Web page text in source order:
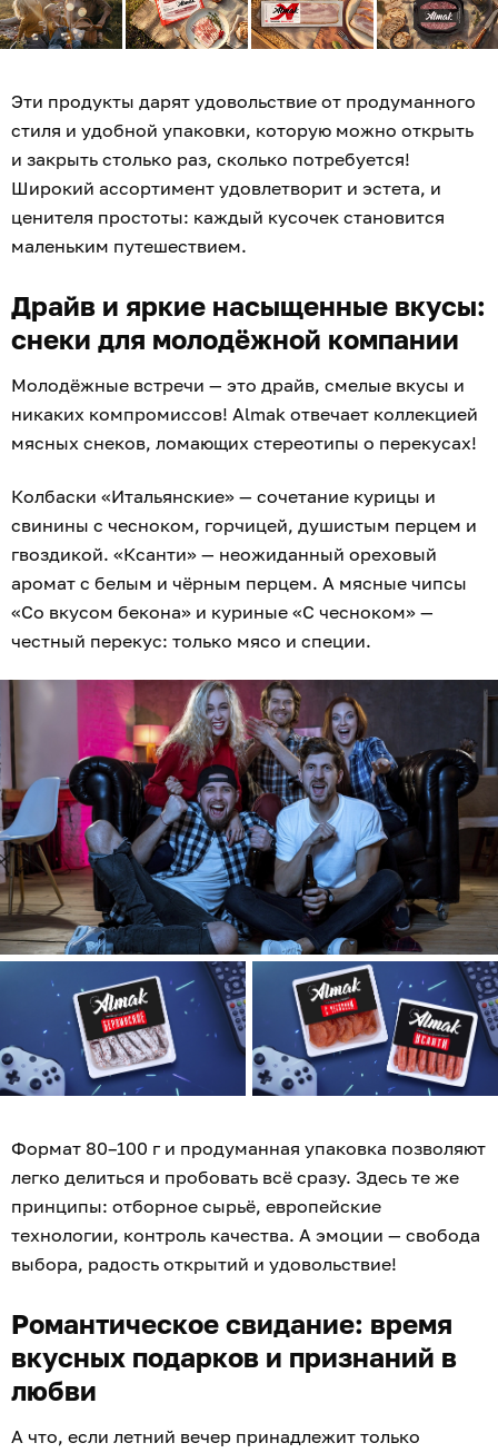
Эти продукты дарят удовольствие от продуманного
стиля и удобной упаковки, которую можно открыть
и закрыть столько раз, сколько потребуется!
Широкий ассортимент удовлетворит и эстета, и
ценителя простоты: каждый кусочек становится
маленьким путешествием.
Драйв и яркие насыщенные вкусы:
снеки для молодёжной компании
Молодёжные встречи — это драйв, смелые вкусы и
никаких компромиссов! Almak отвечает коллекцией
мясных снеков, ломающих стереотипы о перекусах!
Колбаски «Итальянские» — сочетание курицы и
свинины с чесноком, горчицей, душистым перцем и
гвоздикой. «Ксанти» — неожиданный ореховый
аромат с белым и чёрным перцем. А мясные чипсы
«Со вкусом бекона» и куриные «С чесноком» —
честный перекус: только мясо и специи.
Формат 80–100 г и продуманная упаковка позволяют
легко делиться и пробовать всё сразу. Здесь те же
принципы: отборное сырьё, европейские
технологии, контроль качества. А эмоции — свобода
выбора, радость открытий и удовольствие!
Романтическое свидание: время
вкусных подарков и признаний в
любви
А что, если летний вечер принадлежит только